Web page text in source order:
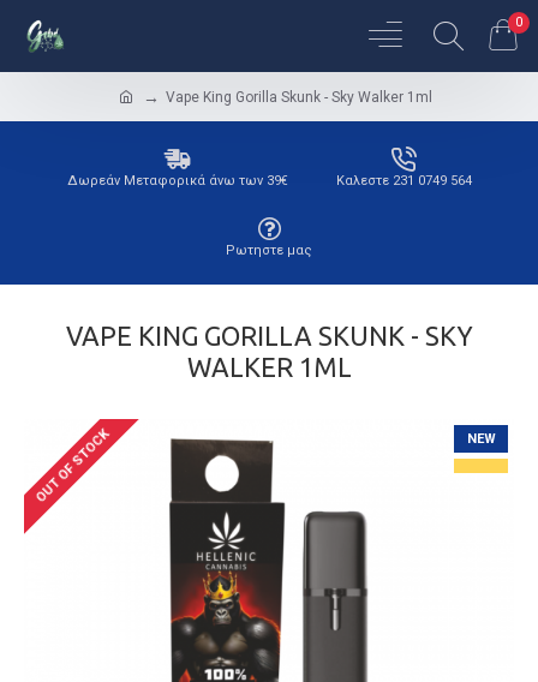
0
Vape King Gorilla Skunk - Sky Walker 1ml
Δωρεάν Μεταφορικά άνω των 39€ Καλεστε 231 0749 564
Ρωτηστε μας
VAPE KING GORILLA SKUNK - SKY
WALKER 1ML
NEW
OUT OF STOCK